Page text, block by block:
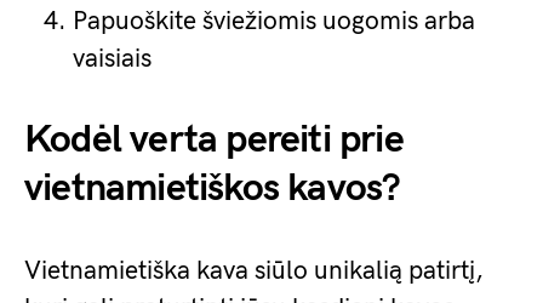
Papuoškite šviežiomis uogomis arba
vaisiais
Kodėl verta pereiti prie
vietnamietiškos kavos?
Vietnamietiška kava siūlo unikalią patirtį,